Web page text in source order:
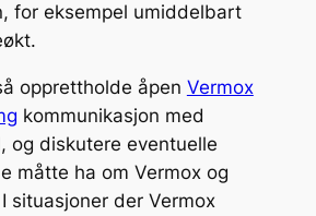
for eksempel umiddelbart
opprettholde åpen Vermox
kommunikasjon med
og diskutere eventuelle
måtte ha om Vermox og
situasjoner der Vermox